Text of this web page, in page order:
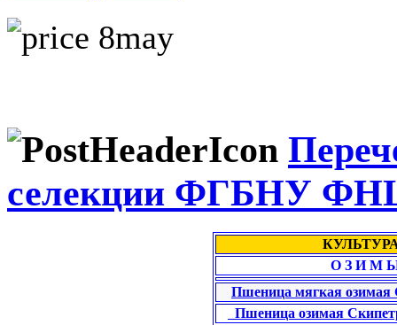
селекции ФГБНУ
О З И М
Пшеница мягкая
Пшеница озимая